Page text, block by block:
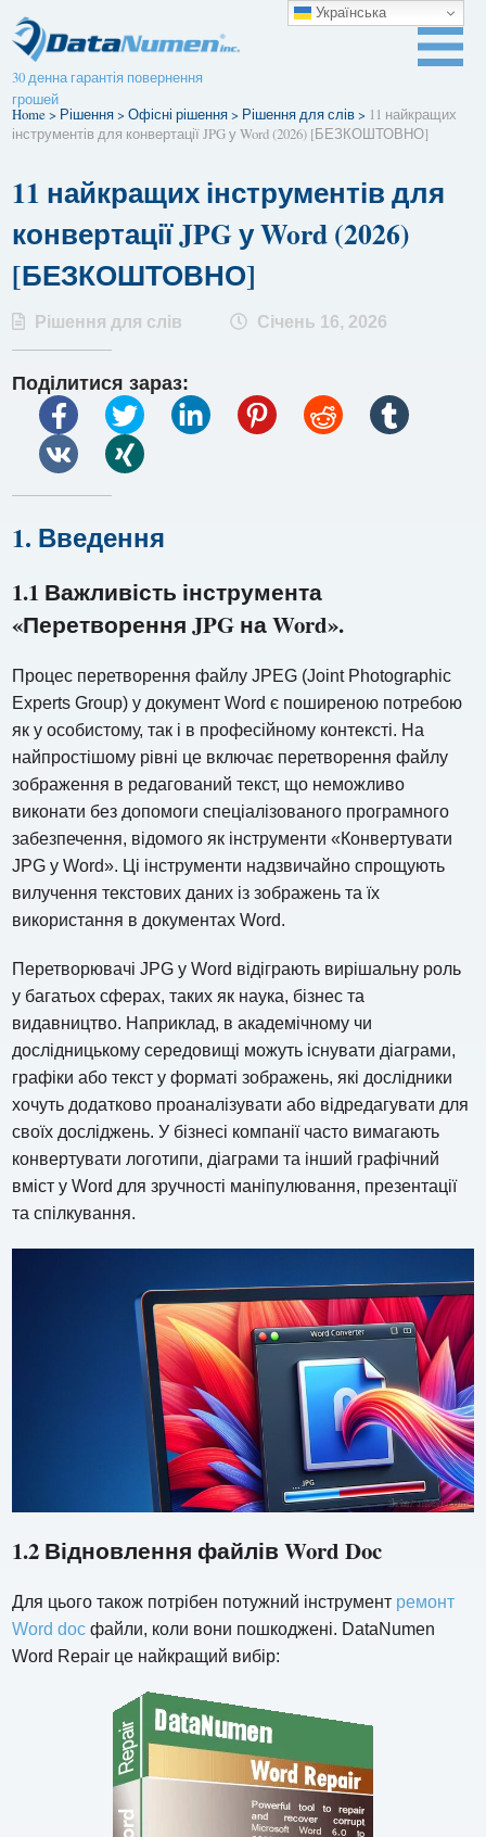
30 денна гарантія повернення
грошей
Home > Рішення>Офісні рішення> Рішення для слів> 11 найкращих
інструментів для конвертації JPG у Word (2026) [БЕЗКОШТОВНО]
11 найкращих інструментів для
конвертації JPG у Word (2026)
[БЕЗКОШТОВНО]
Рішення для слів Січень 16, 2026
Поділитися зараз:
1. Введення
1.1 Важливість інструмента
«Перетворення JPG на Word».
Процес перетворення файлу JPEG (Joint Photographic
Experts Group) у документ Word є поширеною потребою
як у особистому, так і в професійному контексті. На
найпростішому рівні це включає перетворення файлу
зображення в редагований текст, що неможливо
виконати без допомоги спеціалізованого програмного
забезпечення, відомого як інструменти «Конвертувати
JPG у Word». Ці інструменти надзвичайно спрощують
вилучення текстових даних із зображень та їх
використання в документах Word.
Перетворювачі JPG у Word відіграють вирішальну роль
у багатьох сферах, таких як наука, бізнес та
видавництво. Наприклад, в академічному чи
дослідницькому середовищі можуть існувати діаграми,
графіки або текст у форматі зображень, які дослідники
хочуть додатково проаналізувати або відредагувати для
своїх досліджень. У бізнесі компанії часто вимагають
конвертувати логотипи, діаграми та інший графічний
вміст у Word для зручності маніпулювання, презентації
та спілкування.
1.2 Відновлення файлів Word Doc
Для цього також потрібен потужний інструмент ремонт
Word doc файли, коли вони пошкоджені. DataNumen
Word Repair це найкращий вибір:
Українська